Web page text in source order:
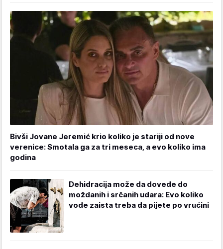
Bivši Jovane Jeremić krio koliko je stariji od nove
verenice: Smotala ga za tri meseca, a evo koliko ima
godina
Dehidracija može da dovede do
moždanih i srčanih udara: Evo koliko
vode zaista treba da pijete po vrućini